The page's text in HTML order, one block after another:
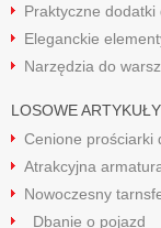
Praktyczne dodatki
Eleganckie
Narzędzia do
LOSOWE ARTYKUŁY
Cenione prościarki
Atrakcyjna
Nowoczesny
Dbanie o pojazd